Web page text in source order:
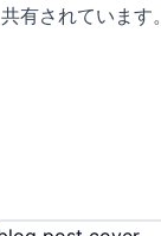
共有されています。